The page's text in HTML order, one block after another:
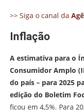
>> Siga o canal da
Inflação
A estimativa para o
Consumidor Amplo
do país – para 2025
edição do Boletim
ficou em 4,5%. Para